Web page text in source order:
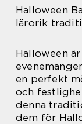
Halloween
lärorik
Halloween
en perfekt
och
denna
dem för